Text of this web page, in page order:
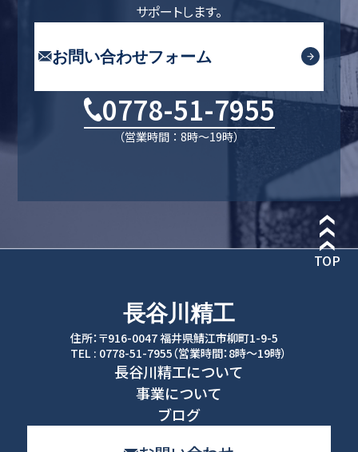
サポートします。
お問い合わせフォーム
0778-51-7955
（営業時間：8時〜19時）
TOP
長谷川精工
住所：〒916-0047 福井県鯖江市柳町1-9-5
TEL : 0778-51-7955（営業時間：8時〜19時）
長谷川精工について
事業について
ブログ